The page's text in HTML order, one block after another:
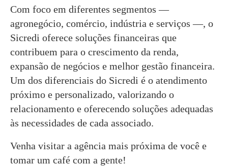
Com foco em diferentes segmentos —
agronegócio, comércio, indústria e serviços —, o
Sicredi oferece soluções financeiras que
contribuem para o crescimento da renda,
expansão de negócios e melhor gestão financeira.
Um dos diferenciais do Sicredi é o atendimento
próximo e personalizado, valorizando o
relacionamento e oferecendo soluções adequadas
às necessidades de cada associado.
Venha visitar a agência mais próxima de você e
tomar um café com a gente!